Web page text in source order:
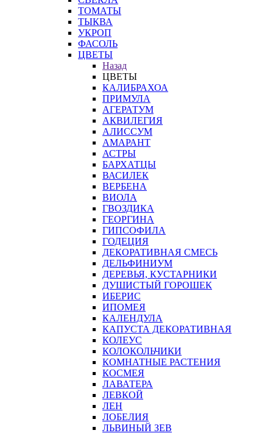
ТОМАТЫ
ТЫКВА
УКРОП
ФАСОЛЬ
ЦВЕТЫ
Назад
ЦВЕТЫ
КАЛИБРАХОА
ПРИМУЛА
АГЕРАТУМ
АКВИЛЕГИЯ
АЛИССУМ
АМАРАНТ
АСТРЫ
БАРХАТЦЫ
ВАСИЛЕК
ВЕРБЕНА
ВИОЛА
ГВОЗДИКА
ГЕОРГИНА
ГИПСОФИЛА
ГОДЕЦИЯ
ДЕКОРАТИВНАЯ СМЕСЬ
ДЕЛЬФИНИУМ
ДЕРЕВЬЯ, КУСТАРНИКИ
ДУШИСТЫЙ ГОРОШЕК
ИБЕРИС
ИПОМЕЯ
КАЛЕНДУЛА
КАПУСТА ДЕКОРАТИВНАЯ
КОЛЕУС
КОЛОКОЛЬЧИКИ
КОМНАТНЫЕ РАСТЕНИЯ
КОСМЕЯ
ЛАВАТЕРА
ЛЕВКОЙ
ЛЕН
ЛОБЕЛИЯ
ЛЬВИНЫЙ ЗЕВ